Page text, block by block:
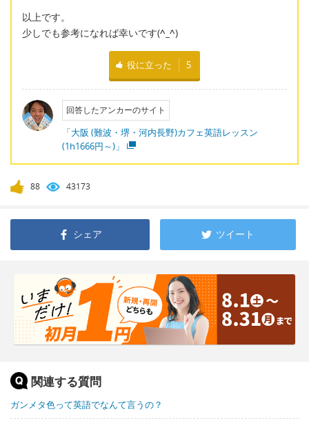
以上です。
少しでも参考になれば幸いです(^_^)
役に立った 5
回答したアンカーのサイト
「大阪 (難波・堺・河内長野)カフェ英語レッスン
(1h1666円～)」
88 43173
シェア ツイート
関連する質問
ガンメタ色って英語でなんて言うの？